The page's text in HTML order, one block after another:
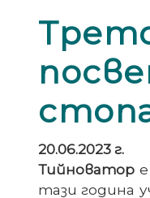
20.06.2023 г.
Тийноватор
тази година